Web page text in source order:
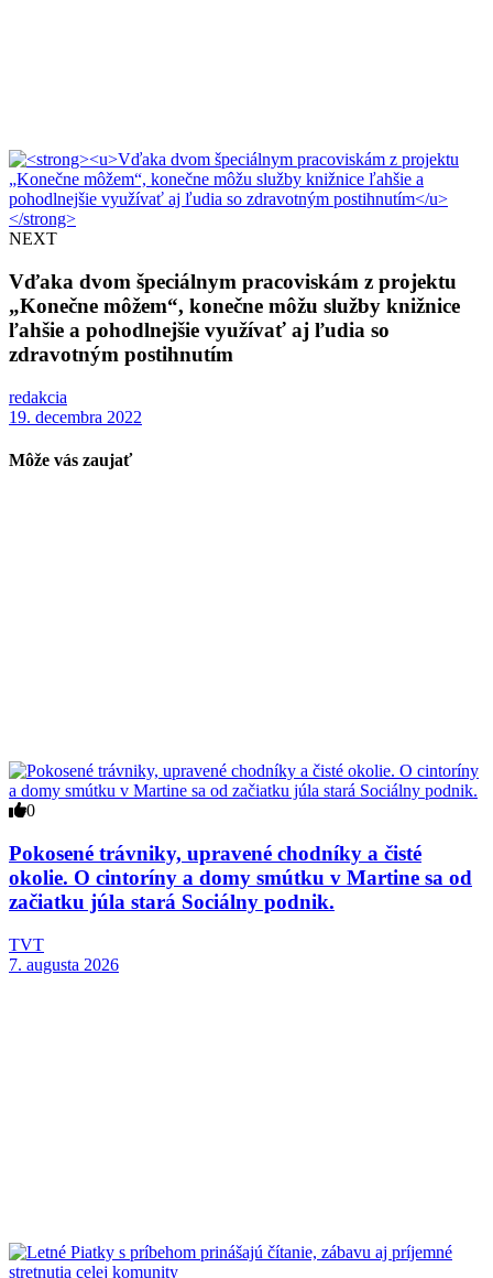
NEXT
Vďaka dvom špeciálnym pracoviskám z projektu
„Konečne môžem“, konečne môžu služby knižnice
ľahšie a pohodlnejšie využívať aj ľudia so
zdravotným postihnutím
redakcia
19. decembra 2022
Môže vás zaujať
0
Pokosené trávniky, upravené chodníky a čisté
okolie. O cintoríny a domy smútku v Martine sa od
začiatku júla stará Sociálny podnik.
TVT
7. augusta 2026